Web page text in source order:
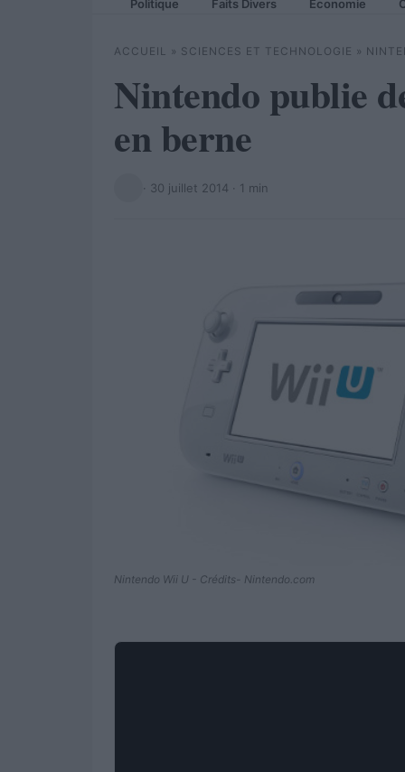
Politique Faits Divers Economie
ACCUEIL » SCIENCES ET TECHNOLOGIE »
Nintendo publie
en berne
· 30 juillet 2014 · 1 min
Nintendo Wii U - Crédits- Nintendo.com